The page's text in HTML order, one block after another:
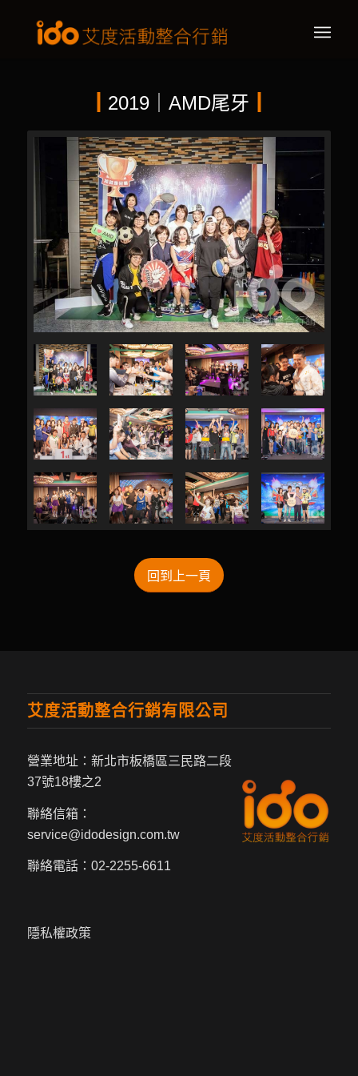
2019｜AMD尾牙
回到上一頁
艾度活動整合行銷有限公司
營業地址：新北市板橋區三民路二段
37號18樓之2
聯絡信箱：
service@idodesign.com.tw
聯絡電話： 02-2255-6611
隱私權政策